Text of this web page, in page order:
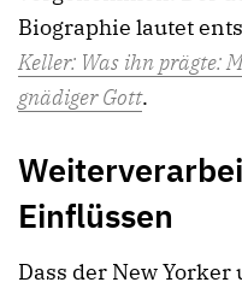
Biographie lautet
Keller: Was ihn prägte:
gnädiger Gott.
Einflüssen
Dass der New